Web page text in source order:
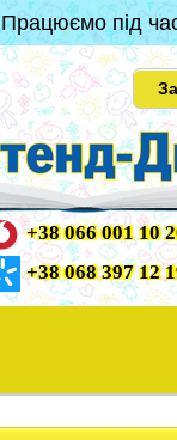
Працюємо під
+38 066 001 10
+38 068 397 12